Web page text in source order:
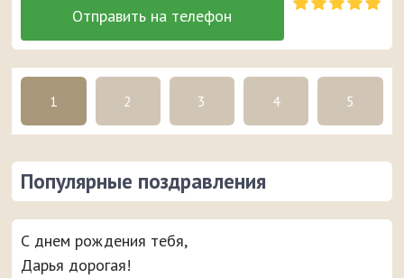
1 2 3 4 5
Популярные поздравления
С днем рождения тебя,
Дарья дорогая!